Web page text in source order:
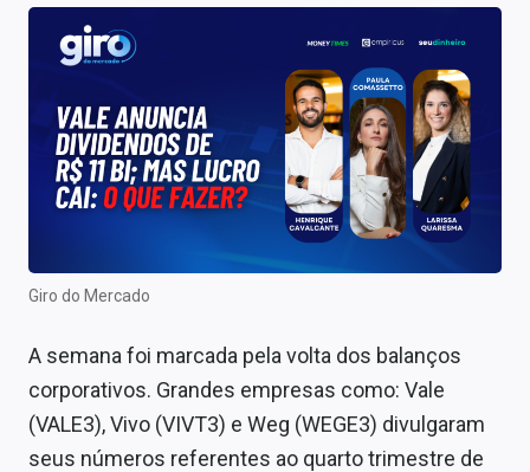
Comprar ou vender?
Carteiras Recomendadas
Central de Dividendos
Central de Fundos Imobiliários
Renda Fixa
Mercados
Economia
Giro do Mercado
A semana foi marcada pela volta dos balanços
corporativos. Grandes empresas como: Vale
(VALE3), Vivo (VIVT3) e Weg (WEGE3) divulgaram
seus números referentes ao quarto trimestre de